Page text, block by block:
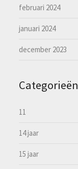
februari 2024
januari 2024
december 2023
Categorieën
11
14 jaar
15 jaar